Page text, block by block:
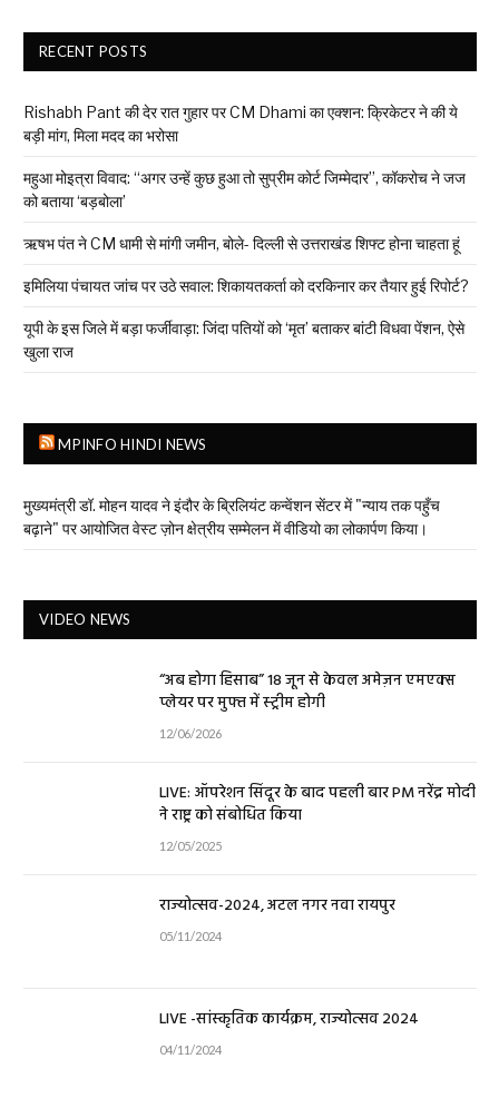
RECENT POSTS
Rishabh Pant की देर रात गुहार पर CM Dhami का एक्शन: क्रिकेटर ने की ये
बड़ी मांग, मिला मदद का भरोसा
महुआ मोइत्रा विवाद: “अगर उन्हें कुछ हुआ तो सुप्रीम कोर्ट जिम्मेदार”, कॉकरोच ने जज
को बताया ‘बड़बोला’
ऋषभ पंत ने CM धामी से मांगी जमीन, बोले- दिल्ली से उत्तराखंड शिफ्ट होना चाहता हूं
इमिलिया पंचायत जांच पर उठे सवाल: शिकायतकर्ता को दरकिनार कर तैयार हुई रिपोर्ट?
यूपी के इस जिले में बड़ा फर्जीवाड़ा: जिंदा पतियों को ‘मृत’ बताकर बांटी विधवा पेंशन, ऐसे
खुला राज
MPINFO HINDI NEWS
मुख्यमंत्री डॉ. मोहन यादव ने इंदौर के ब्रिलियंट कन्वेंशन सेंटर में "न्याय तक पहुँच
बढ़ाने" पर आयोजित वेस्ट ज़ोन क्षेत्रीय सम्मेलन में वीडियो का लोकार्पण किया।
VIDEO NEWS
“अब होगा हिसाब” 18 जून से केवल अमेज़न एमएक्स
प्लेयर पर मुफ्त में स्ट्रीम होगी
12/06/2026
LIVE: ऑपरेशन सिंदूर के बाद पहली बार PM नरेंद्र मोदी
ने राष्ट्र को संबोधित किया
12/05/2025
राज्योत्सव-2024, अटल नगर नवा रायपुर
05/11/2024
LIVE -सांस्कृतिक कार्यक्रम, राज्योत्सव 2024
04/11/2024